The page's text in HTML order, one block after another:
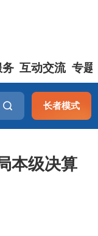
务 互动交流 专题
长者模式
本级决算